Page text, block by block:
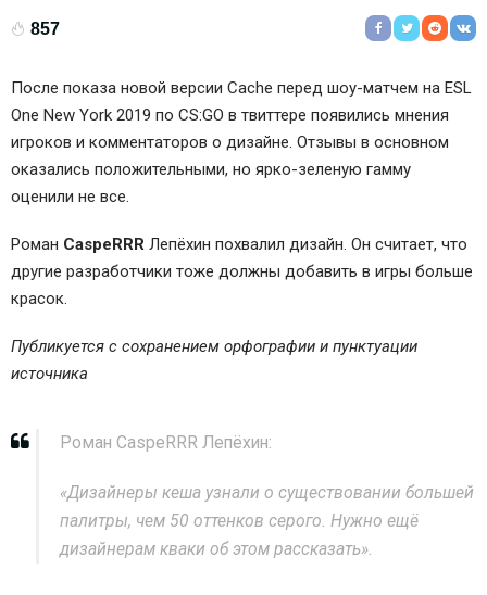
857
После показа новой версии Cache перед шоу-матчем на ESL
One New York 2019 по CS:GO в твиттере появились мнения
игроков и комментаторов о дизайне. Отзывы в основном
оказались положительными, но ярко-зеленую гамму
оценили не все.
Роман CaspeRRR Лепёхин похвалил дизайн. Он считает, что
другие разработчики тоже должны добавить в игры больше
красок.
Публикуется с сохранением орфографии и пунктуации
источника
Роман CaspeRRR Лепёхин:
«Дизайнеры кеша узнали о существовании большей
палитры, чем 50 оттенков серого. Нужно ещё
дизайнерам кваки об этом рассказать».